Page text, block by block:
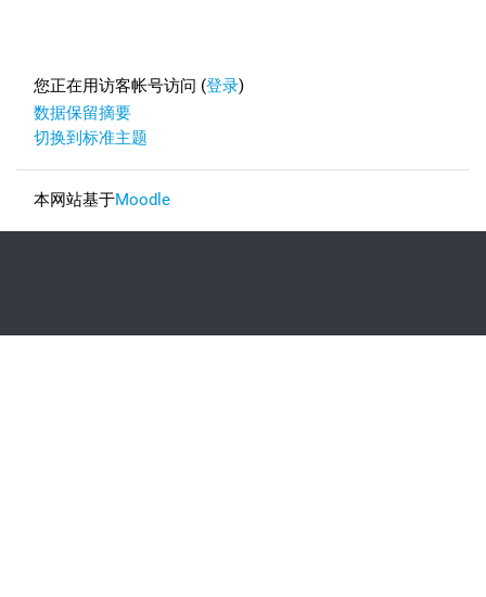
您正在用访客帐号访问 (登录)
‎数据保留摘要‎
切换到标准主题
本网站基于Moodle